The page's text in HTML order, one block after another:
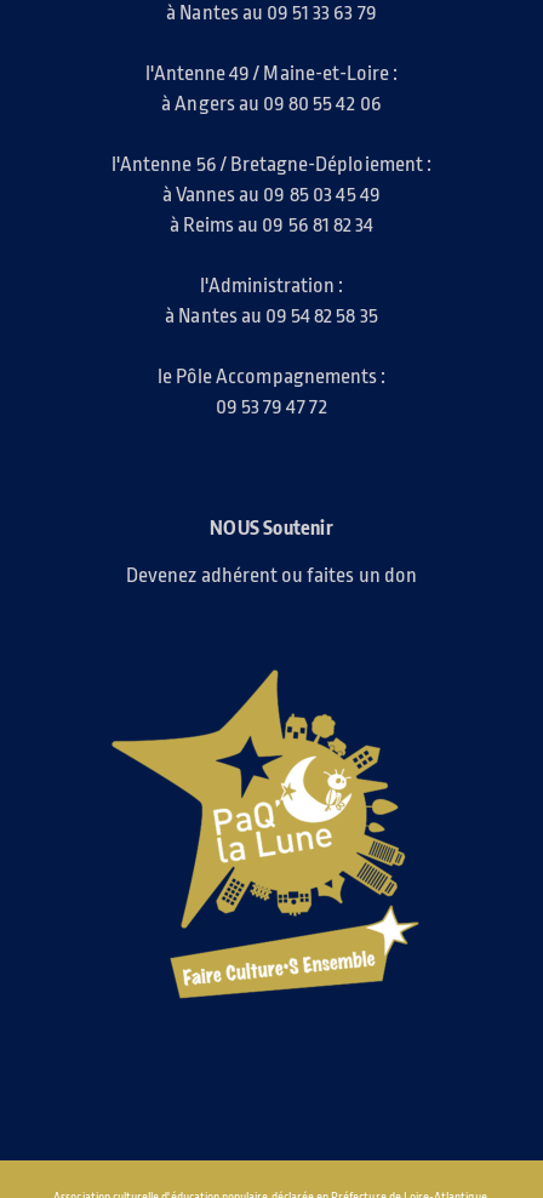
à Nantes au 09 51 33 63 79
l'Antenne 49 / Maine-et-Loire :
à Angers au 09 80 55 42 06
l'Antenne 56 / Bretagne-Déploiement :
à Vannes au 09 85 03 45 49
à Reims au 09 56 81 82 34
l'Administration :
à Nantes au 09 54 82 58 35
le Pôle Accompagnements :
09 53 79 47 72
NOUS Soutenir
Devenez adhérent ou faites un don